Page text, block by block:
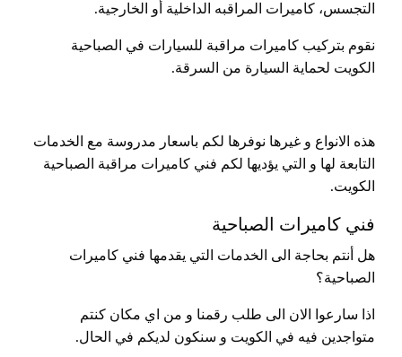
التجسس، كاميرات المراقبه الداخلية أو الخارجية.
نقوم بتركيب كاميرات مراقبة للسيارات في الصباحية
الكويت لحماية السيارة من السرقة.
هذه الانواع و غيرها نوفرها لكم باسعار مدروسة مع الخدمات
التابعة لها و التي يؤديها لكم فني كاميرات مراقبة الصباحية
الكويت.
فني كاميرات الصباحية
هل أنتم بحاجة الى الخدمات التي يقدمها فني كاميرات
الصباحية؟
اذا سارعوا الان الى طلب رقمنا و من اي مكان كنتم
متواجدين فيه في الكويت و سنكون لديكم في الحال.